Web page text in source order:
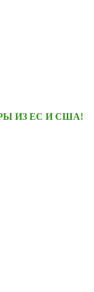
ИЗ ЕС И США!